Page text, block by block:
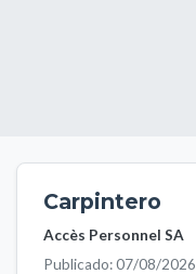
Carpintero
Accès Personnel SA
Publicado: 07/08/2026